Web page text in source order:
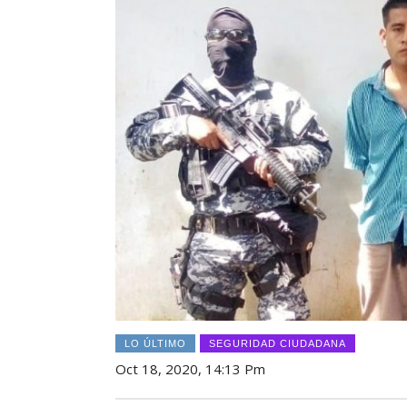
LO ÚLTIMO SEGURIDAD CIUDADANA
Oct 18, 2020, 14:13 Pm